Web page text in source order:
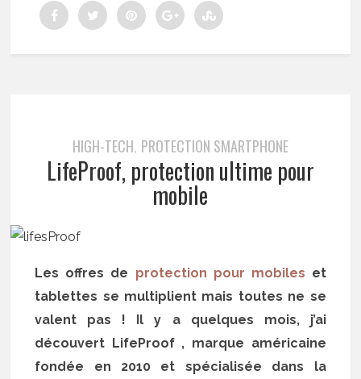
HIGH-TECH, PROTECTION SMARTPHONE
LifeProof, protection ultime pour
mobile
Les offres de protection pour mobiles et
tablettes se multiplient mais toutes ne se
valent pas ! Il y a quelques mois, j’ai
découvert LifeProof , marque américaine
fondée en 2010 et spécialisée dans la